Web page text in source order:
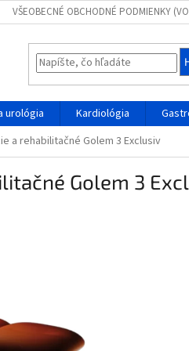
VŠEOBECNÉ OBCHODNÉ PODMIENKY
urológia Kardiológia
a rehabilitačné Golem 3 Exclusiv
Golem 3